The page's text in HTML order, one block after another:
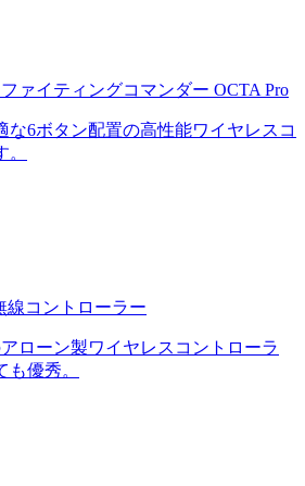
ァイティングコマンダー OCTA Pro
な6ボタン配置の高性能ワイヤレスコ
線コントローラー
ローン製ワイヤレスコントローラ
優秀。